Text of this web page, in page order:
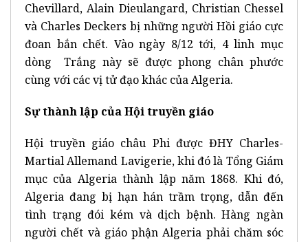
Chevillard, Alain Dieulangard, Christian Chessel
và Charles Deckers bị những người Hồi giáo cực
đoan bắn chết. Vào ngày 8/12 tới, 4 linh mục
dòng Trắng này sẽ được phong chân phước
cùng với các vị tử đạo khác của Algeria.
Sự thành lập của Hội truyền giáo
Hội truyền giáo châu Phi được ĐHY Charles-
Martial Allemand Lavigerie, khi đó là Tổng Giám
mục của Algeria thành lập năm 1868. Khi đó,
Algeria đang bị hạn hán trầm trọng, dẫn đến
tình trạng đói kém và dịch bệnh. Hàng ngàn
người chết và giáo phận Algeria phải chăm sóc